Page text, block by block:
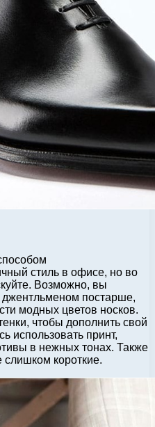
стиль в офисе, но во
Возможно, вы
джентльменом постарше,
модных цветов носков.
чтобы дополнить свой
использовать принт,
в нежных тонах. Также
слишком короткие.